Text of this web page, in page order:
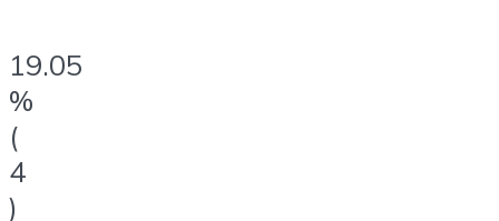
19.05
%
(
4
)